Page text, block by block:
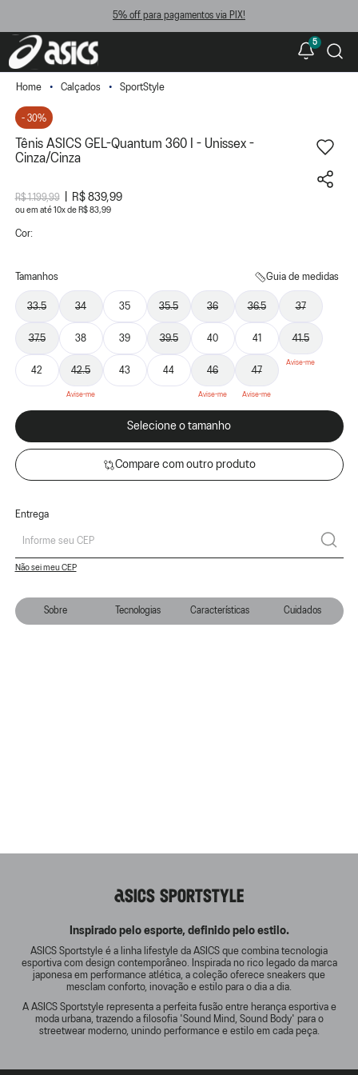
5% off para pagamentos via PIX!
5
Sobre Tecnologias Características Cuidados
Calçados SportStyle
- 30%
Tênis ASICS GEL-Quantum 360 I - Unissex -
Cinza/Cinza
R$ 1.199,99 R$ 839,99
ou 10xde R$ 83,99
Cor:
Tamanhos Guia de medidas
33.5 34 35 35.5 36 36.5 37
37.5 38 39 39.5 40 41 41.5
42 42.5 43 44 46 47
Selecione o tamanho
Compare com outro produto
Entrega
Não sei meu CEP
ASICS SPORTSTYLE
Inspirado pelo esporte, definido pelo estilo.
ASICS Sportstyle é a linha lifestyle da ASICS que combina tecnologia
esportiva com design contemporâneo. Inspirada no rico legado da marca
japonesa em performance atlética, a coleção oferece sneakers que
mesclam conforto, inovação e estilo para o dia a dia.
A ASICS Sportstyle representa a perfeita fusão entre herança esportiva e
moda urbana, trazendo a filosofia 'Sound Mind, Sound Body' para o
streetwear moderno, unindo performance e estilo em cada peça.